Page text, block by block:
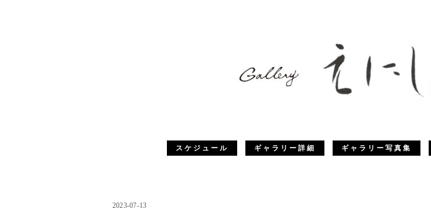
スケジュール ギャラリー詳細 ギャラリー写真集
2023-07-13